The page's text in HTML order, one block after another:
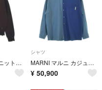
MARNI マルニ ニット・セーター S 紫 【古着】【中古】【送料無料】
シャツ
MARNI マルニ カジュアルシャツ S 青 【古着】【中古】【送料無料】
¥ 50,900